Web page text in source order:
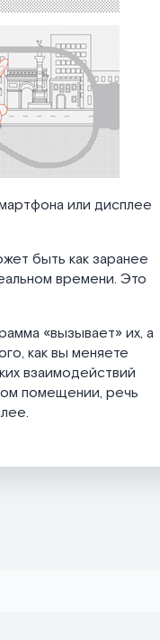
или дисплее
быть как заранее
времени. Это
«вызывает» их, а
как вы меняете
взаимодействий
помещении, речь